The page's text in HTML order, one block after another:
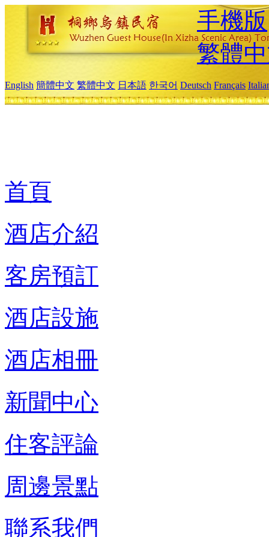
手機版
繁體
English 簡體中文 繁體中文 日本語 한국어 Deutsch Français
首頁
酒店介紹
客房預訂
酒店設施
酒店相冊
新聞中心
住客評論
周邊景點
聯系我們